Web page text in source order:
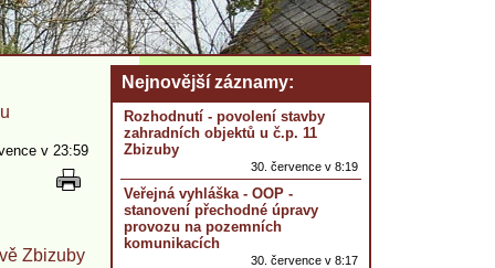
v 23:59
Zbizuby
Nejnovější záznamy
Rozhodnutí - povolení stavby
zahradních objektů u č.p. 11
Zbizuby
30. července v 8:19
Veřejná vyhláška - OOP -
stanovení přechodné úpravy
provozu na pozemních
komunikacích
30. července v 8:17